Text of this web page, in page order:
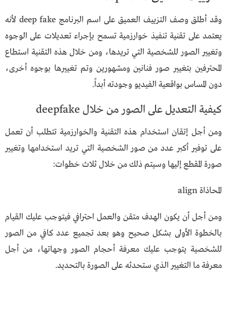
وقد أطلق وصف التزييف العميق على اسم البرنامج deep fake لأنه
يعتمد على تقنية تنفيذ خوارزمية تسمح بإجراء تعديلات على الوجوه
وتغيير الصور للشخصية التي تريدها، ومن خلال هذه التقنية استطاع
المحترفين بتغيير صور فنانين ومشهورين وتم تغييرها بوجوه أخرى،
دون المساس بواقعية الفيديو وجودته أبداً.
كيفية التعديل على الصور من خلال deepfake
ومن أجل إتقان استخدام هذه التقنية والخوارزمية تتطلب أن تعمل
على توفير أكبر عدد من صور الشخصية التي تريد استخدامها وتغيير
صورة المقطع إليها وسيتم ذلك من خلال ثلاث خطوات:
المحاذاة align
ومن أجل أن يكون الهدف متقن والعمل احترافي فيتوجب عليك القيام
بالخطوة الأولى بشكل صحيح وهو بعد تجميع عدد كافي من الصور
للشخصية يتوجب عليك معرفة أحجام الصور وجهاتها، من أجل
معرفة ما التغيير الذي ستحدثه على الصورة بالتحديد.